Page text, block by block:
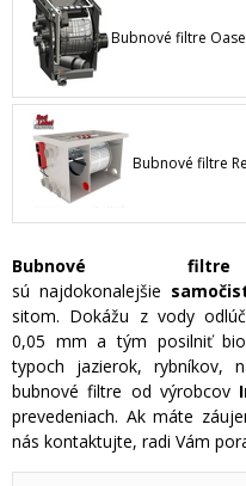
Bubnové filtre Oase
Bubnové filtre
Bubnové
sú najdokonalejšie
sitom. Dokážu z vody
0,05 mm a tým posilniť
typoch jazierok, rybníkov,
bubnové filtre od výrobcov
prevedeniach. Ak máte
nás kontaktujte, radi Vám